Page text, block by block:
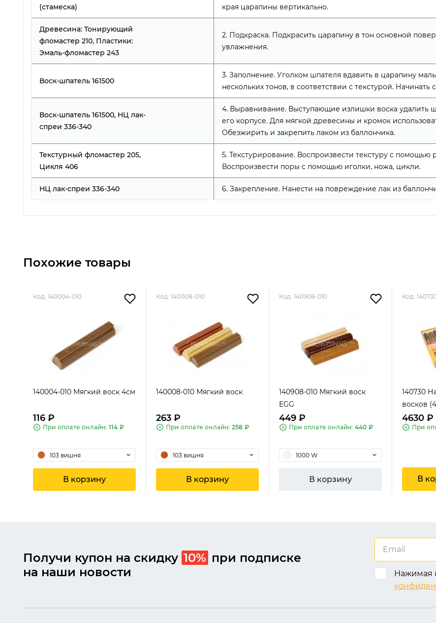
(стамеска)
края царапины вертикально.
Древесина: Тонирующий
фломастер 210, Пластики:
Эмаль-фломастер 243
2. Подкраска. Подкрасить царапину в тон основной
увлажнения.
Воск-шпатель 161500
3. Заполнение. Уголком шпателя вдавить в царапину
нескольких тонов, в соответствии с текстурой. Начинать
Воск-шпатель 161500, НЦ лак-
спреи 336-340
4. Выравнивание. Выступающие излишки воска удалить
его корпусе. Для мягкой древесины и кромок
Обезжирить и закрепить лаком из баллончика.
Текстурный фломастер 205,
Цикля 406
5. Текстурирование. Воспроизвести текстуру с
Воспроизвести поры с помощью иголки, ножа, цикли.
НЦ лак-спреи 336-340 6. Закрепление. Нанести на повреждение лак из
Обзор восков Konig (König)
6. Устраняем скол на двери с
материалами Konig (6 из 6)
Похожие товары
Код: 140004-010
140004-010 Мягкий воск 4см
116 ₽
При оплате онлайн: 114 ₽
103 вишня
В корзину
Код: 140008-010
140008-010 Мягкий воск
263 ₽
При оплате онлайн: 258 ₽
103 вишня
В корзину
Код: 140908-010
140908-010 Мягкий воск
EGG
449 ₽
При оплате онлайн: 440 ₽
1000 W
В корзину
Код:
140730
восков
4630 ₽
При
В
Получи купон на скидку 10% при подписке
на наши новости
Нажимая